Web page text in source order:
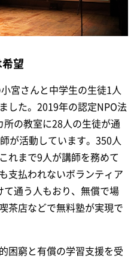
望
宮さんと中学生の生徒1人
した。2019年の認定NPO法
所の教室に28人の生徒が通
が活動しています。350人
れまで9人が講師を務めて
支払われないボランティア
て通う人もおり、無償で場
茶店などで無料塾が実現で
困窮と有償の学習支援を受